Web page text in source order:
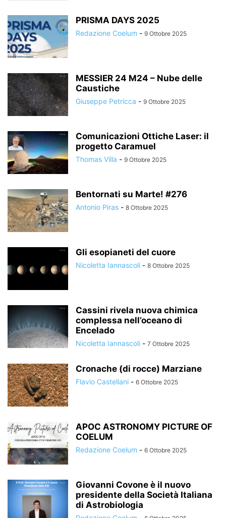
PRISMA DAYS 2025
Redazione Coelum - 9 Ottobre 2025
MESSIER 24 M24 – Nube delle
Caustiche
Giuseppe Petricca - 9 Ottobre 2025
Comunicazioni Ottiche Laser: il
progetto Caramuel
Thomas Villa - 9 Ottobre 2025
Bentornati su Marte! #276
Antonio Piras - 8 Ottobre 2025
Gli esopianeti del cuore
Nicoletta Iannascoli - 8 Ottobre 2025
Cassini rivela nuova chimica
complessa nell’oceano di
Encelado
Nicoletta Iannascoli - 7 Ottobre 2025
Cronache (di rocce) Marziane
Flavio Castellani - 6 Ottobre 2025
APOC ASTRONOMY PICTURE OF
COELUM
Redazione Coelum - 6 Ottobre 2025
Giovanni Covone è il nuovo
presidente della Società Italiana
di Astrobiologia